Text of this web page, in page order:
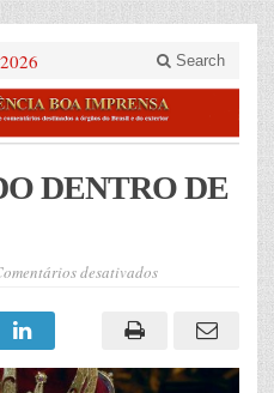
Search
DENTRO DE
desativadosem
PEREGRINANDO